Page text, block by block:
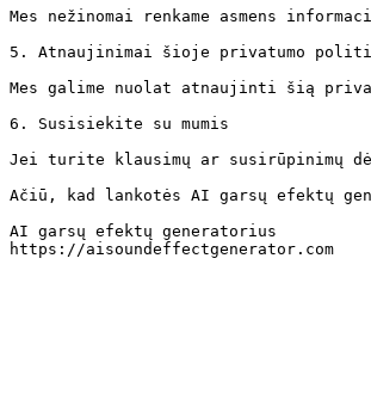
Mes nežinomai renkame asmens
5. Atnaujinimai šioje privatumo
Mes galime nuolat atnaujinti šią
6. Susisiekite su mumis
Jei turite klausimų ar susirūpinimų
Ačiū, kad lankotės AI garsų efektų
AI garsų efektų generatorius
https://aisoundeffectgenerator.com